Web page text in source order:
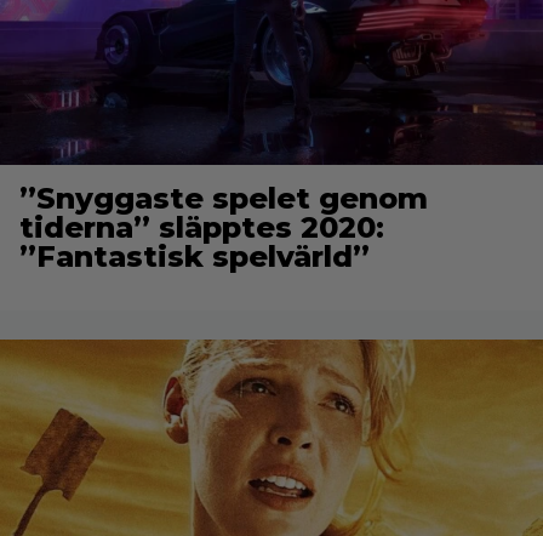
”Snyggaste spelet genom
tiderna” släpptes 2020:
”Fantastisk spelvärld”